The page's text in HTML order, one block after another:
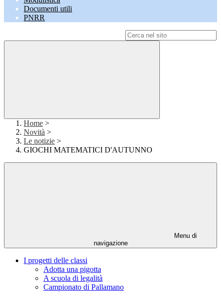
Documenti utili
PNRR
Home >
Novità >
Le notizie >
GIOCHI MATEMATICI D'AUTUNNO
Menu di
navigazione
I progetti delle classi
Adotta una pigotta
A scuola di legalità
Campionato di Pallamano